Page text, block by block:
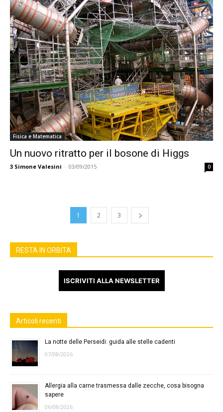
Fisica e Matematica
Un nuovo ritratto per il bosone di Higgs
3 Simone Valesini - 03/09/2015 0
1 2 3
RESTA IN ORBITA
ISCRIVITI ALLA NEWSLETTER
Articoli recenti
La notte delle Perseidi: guida alle stelle cadenti
07/08/2026
Allergia alla carne trasmessa dalle zecche, cosa bisogna
sapere
06/08/2026